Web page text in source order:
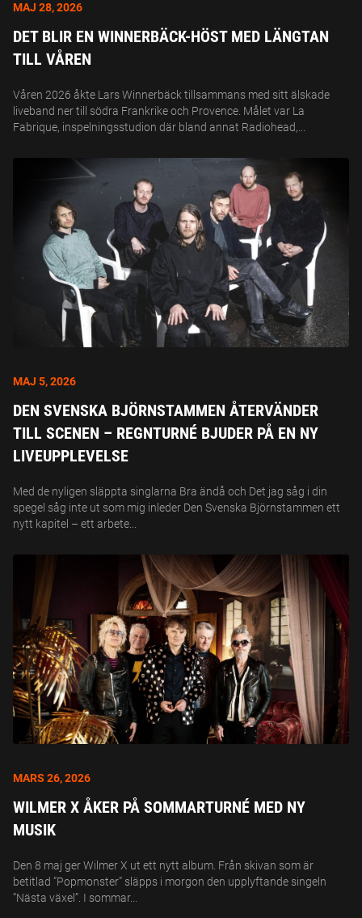
MAJ 28, 2026
DET BLIR EN WINNERBÄCK-HÖST MED LÄNGTAN
TILL VÅREN
Våren 2026 åkte Lars Winnerbäck tillsammans med sitt älskade
liveband ner till södra Frankrike och Provence. Målet var La
Fabrique, inspelningsstudion där bland annat Radiohead,...
MAJ 5, 2026
DEN SVENSKA BJÖRNSTAMMEN ÅTERVÄNDER
TILL SCENEN – REGNTURNÉ BJUDER PÅ EN NY
LIVEUPPLEVELSE
Med de nyligen släppta singlarna Bra ändå och Det jag såg i din
spegel såg inte ut som mig inleder Den Svenska Björnstammen ett
nytt kapitel – ett arbete...
MARS 26, 2026
WILMER X ÅKER PÅ SOMMARTURNÉ MED NY
MUSIK
Den 8 maj ger Wilmer X ut ett nytt album. Från skivan som är
betitlad ”Popmonster” släpps i morgon den upplyftande singeln
”Nästa växel”. I sommar...